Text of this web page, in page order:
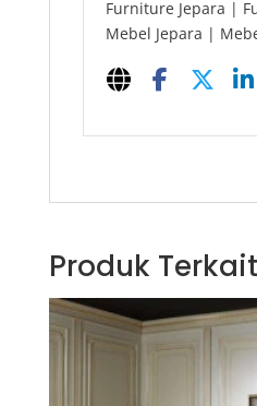
Furniture Jepara |
Mebel Jepara |
Produk Terkait